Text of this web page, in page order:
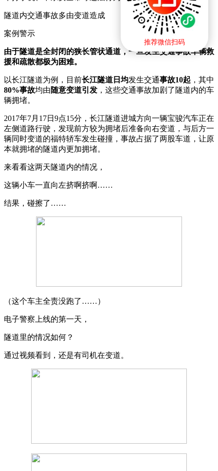
推荐微信扫码
隧道内交通事故多由变道造成
案例警示
由于隧道是全封闭的狭长管状通道，一旦发生交通事故车辆救
援和疏散都极为困难。
以长江隧道为例，目前长江隧道日均发生交通事故10起 ，其中
80%事故均由随意变道引发 ，这些交通事故加剧了隧道内的车
辆拥堵。
2017年7月17日9点15分，长江隧道进城方向一辆宝骏汽车正在
左侧道路行驶，发现前方较为拥堵后准备向右变道，与后方一
辆同时变道的福特轿车发生碰撞，事故占据了两股车道，让原
本就拥堵的隧道内更加拥堵。
来看看这两天隧道内的情况，
这辆小车一直向左挤啊挤啊……
结果，碰擦了……
（这个车主全责没跑了……）
电子警察上线的第一天，
隧道里的情况如何？
通过视频看到，还是有司机在变道。